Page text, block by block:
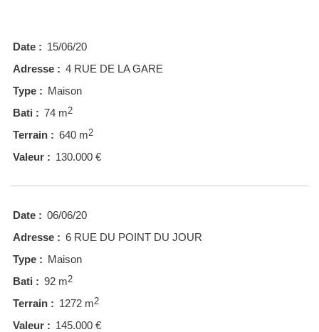
Date : 15/06/20
Adresse : 4 RUE DE LA GARE
Type : Maison
Bati : 74 m2
Terrain : 640 m2
Valeur : 130.000 €
Date : 06/06/20
Adresse : 6 RUE DU POINT DU JOUR
Type : Maison
Bati : 92 m2
Terrain : 1272 m2
Valeur : 145.000 €